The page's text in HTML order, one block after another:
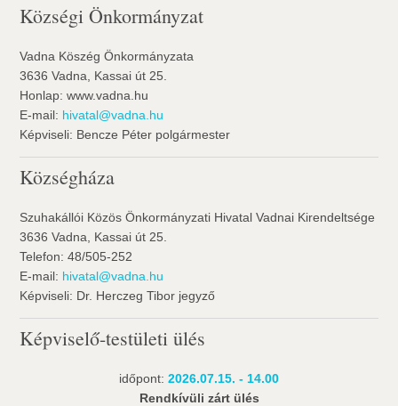
Községi Önkormányzat
Vadna Köszég Önkormányzata
3636 Vadna, Kassai út 25.
Honlap: www.vadna.hu
E-mail: hivatal@vadna.hu
Képviseli: Bencze Péter polgármester
Községháza
Szuhakállói Közös Önkormányzati Hivatal Vadnai Kirendeltsége
3636 Vadna, Kassai út 25.
Telefon: 48/505-252
E-mail: hivatal@vadna.hu
Képviseli: Dr. Herczeg Tibor jegyző
Képviselő-testületi ülés
időpont: 2026.07.15. - 14.00
Rendkívüli zárt ülés